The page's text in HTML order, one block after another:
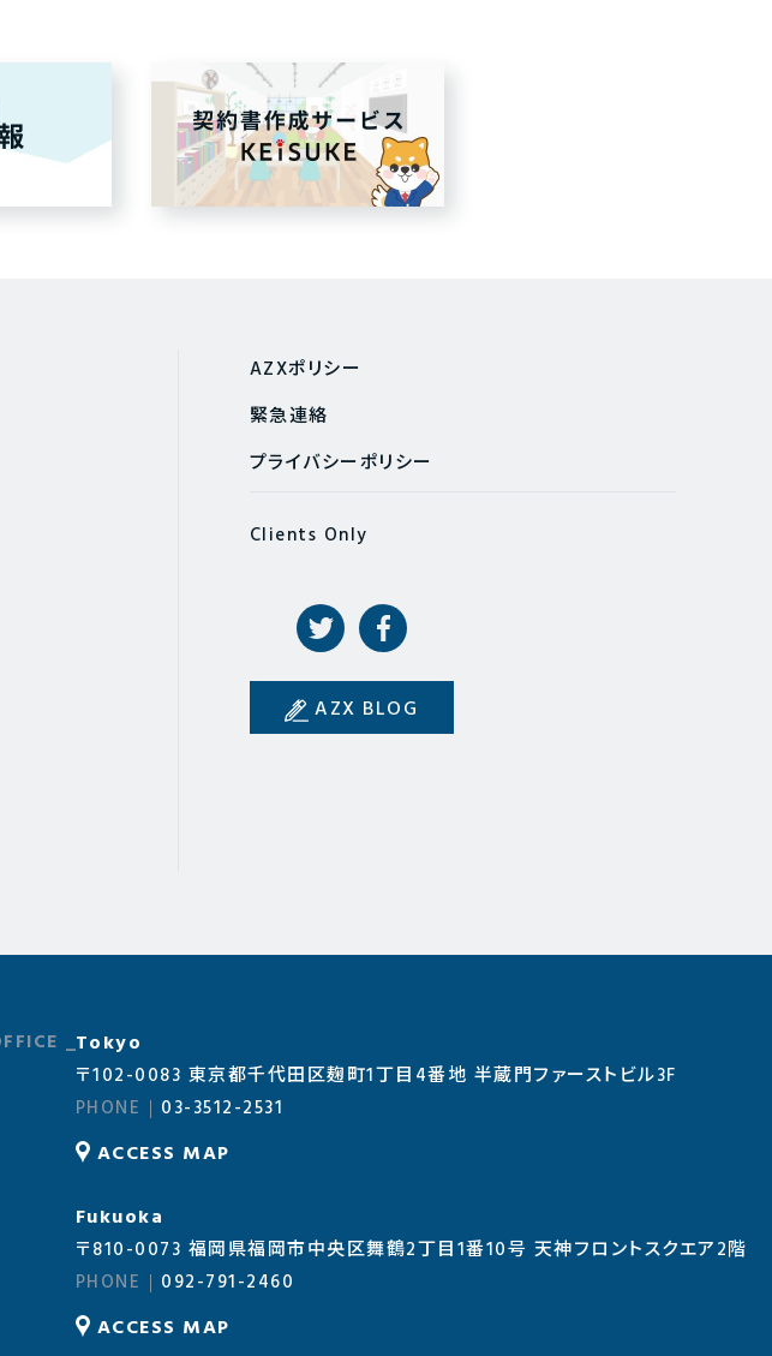
AZXポリシー
緊急連絡
プライバシーポリシー
Clients Only
AZX BLOG
Tokyo
〒102-0083 東京都千代田区麹町1丁目4番地 半蔵門ファーストビル3F
03-3512-2531
ACCESS MAP
Fukuoka
〒810-0073 福岡県福岡市中央区舞鶴2丁目1番10号 天神フロントスクエア2階
092-791-2460
ACCESS MAP